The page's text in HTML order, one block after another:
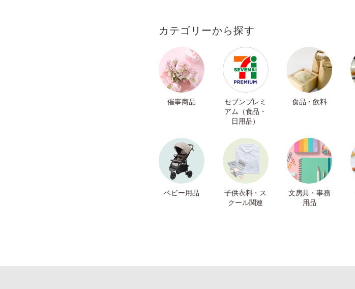
カテゴリーから探す
催事商品
セブンプレミ
アム（食品・
日用品）
食品・飲料
ベビー用品
子供衣料・ス
クール関連
文房具・事務
用品